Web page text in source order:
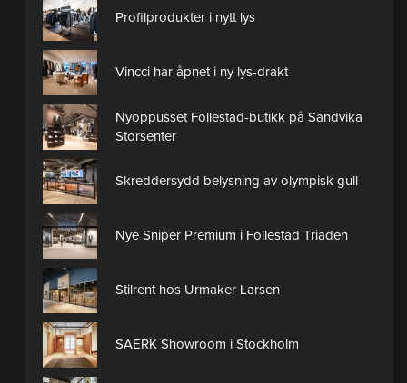
Profilprodukter i nytt lys
Vincci har åpnet i ny lys-drakt
Nyoppusset Follestad-butikk på Sandvika
Storsenter
Skreddersydd belysning av olympisk gull
Nye Sniper Premium i Follestad Triaden
Stilrent hos Urmaker Larsen
SAERK Showroom i Stockholm